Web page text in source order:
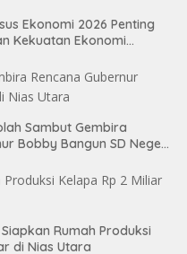
Ekonomi 2026 Penting
Kekuatan Ekonomi
Sambut Gembira
Bobby Bangun SD Negeri
Rumah Produksi
di Nias Utara